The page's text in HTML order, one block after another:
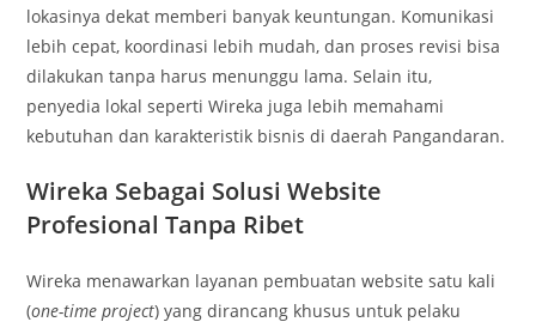
lokasinya dekat memberi banyak keuntungan. Komunikasi
lebih cepat, koordinasi lebih mudah, dan proses revisi bisa
dilakukan tanpa harus menunggu lama. Selain itu,
penyedia lokal seperti Wireka juga lebih memahami
kebutuhan dan karakteristik bisnis di daerah Pangandaran.
Wireka Sebagai Solusi Website
Profesional Tanpa Ribet
Wireka menawarkan layanan pembuatan website satu kali
(one-time project) yang dirancang khusus untuk pelaku